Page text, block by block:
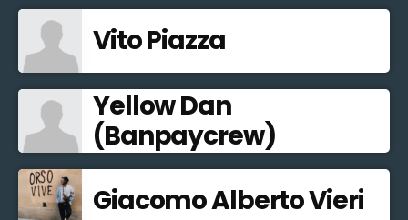
Vito Piazza
Yellow Dan
(Banpaycrew)
Giacomo Alberto Vieri